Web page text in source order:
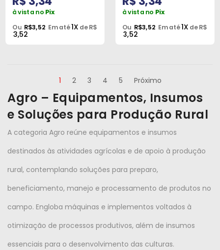
à vista no Pix
Ou R$3,52 Em até1X de R$
3,52
à vista no Pix
Ou R$3,52 Em até1X de R$
3,52
1 2 3 4 5 Próximo
Agro – Equipamentos, Insumos
e Soluções para Produção Rural
A categoria Agro reúne equipamentos e insumos
destinados às atividades agrícolas e de apoio à produção
rural, contemplando soluções para preparo,
beneficiamento, manejo e processamento de produtos no
campo. Engloba máquinas e implementos voltados à
otimização de processos produtivos, além de insumos
essenciais para o desenvolvimento das culturas.